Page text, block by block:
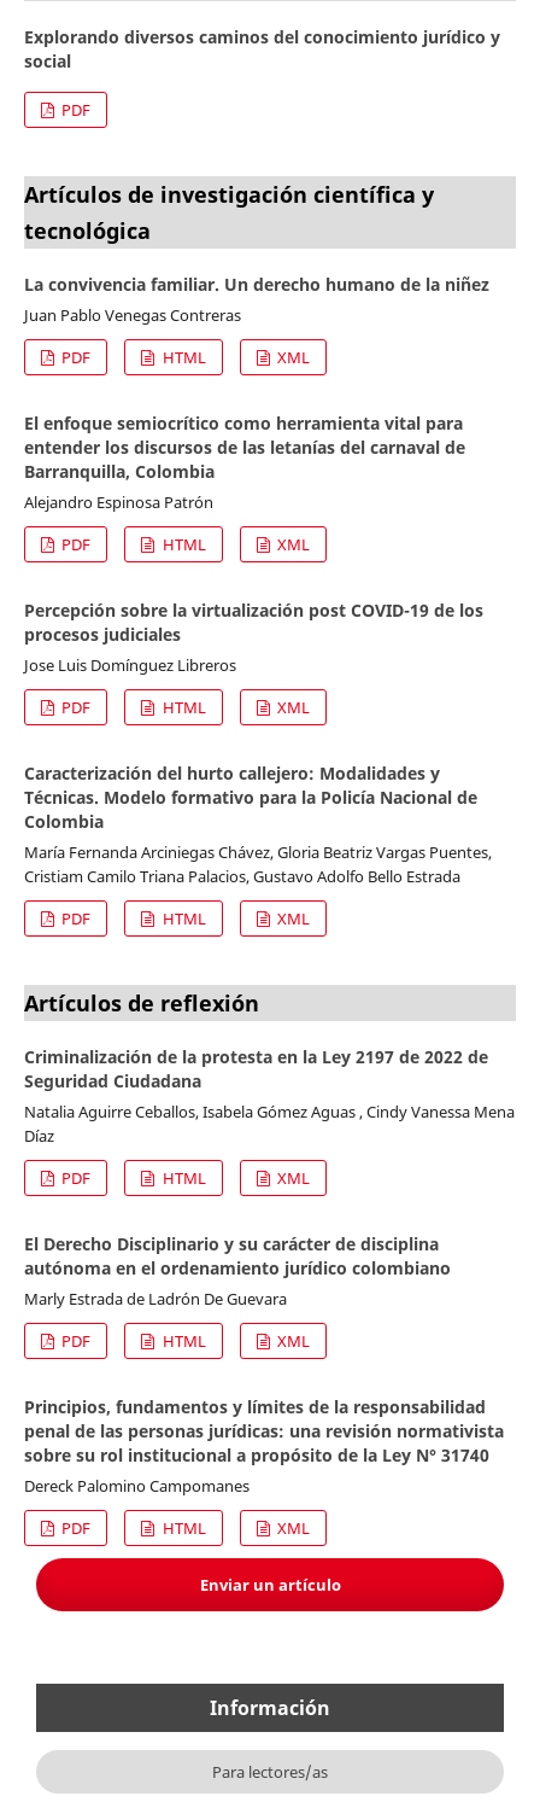
Explorando diversos caminos del conocimiento jurídico y
social
PDF
Artículos de investigación científica y
tecnológica
La convivencia familiar. Un derecho humano de la niñez
Juan Pablo Venegas Contreras
PDF
HTML XML
El enfoque semiocrítico como herramienta vital para
entender los discursos de las letanías del carnaval de
Barranquilla, Colombia
Alejandro Espinosa Patrón
PDF
HTML XML
Percepción sobre la virtualización post COVID-19 de los
procesos judiciales
Jose Luis Domínguez Libreros
PDF
HTML XML
Caracterización del hurto callejero: Modalidades y
Técnicas. Modelo formativo para la Policía Nacional de
Colombia
María Fernanda Arciniegas Chávez, Gloria Beatriz Vargas Puentes,
Cristiam Camilo Triana Palacios, Gustavo Adolfo Bello Estrada
PDF
HTML XML
Artículos de reflexión
Criminalización de la protesta en la Ley 2197 de 2022 de
Seguridad Ciudadana
Natalia Aguirre Ceballos, Isabela Gómez Aguas , Cindy Vanessa Mena
Díaz
PDF
HTML XML
El Derecho Disciplinario y su carácter de disciplina
autónoma en el ordenamiento jurídico colombiano
Marly Estrada de Ladrón De Guevara
PDF
HTML XML
Principios, fundamentos y límites de la responsabilidad
penal de las personas jurídicas: una revisión normativista
sobre su rol institucional a propósito de la Ley N° 31740
Dereck Palomino Campomanes
PDF
HTML XML
Enviar un artículo
Información
Para lectores/as